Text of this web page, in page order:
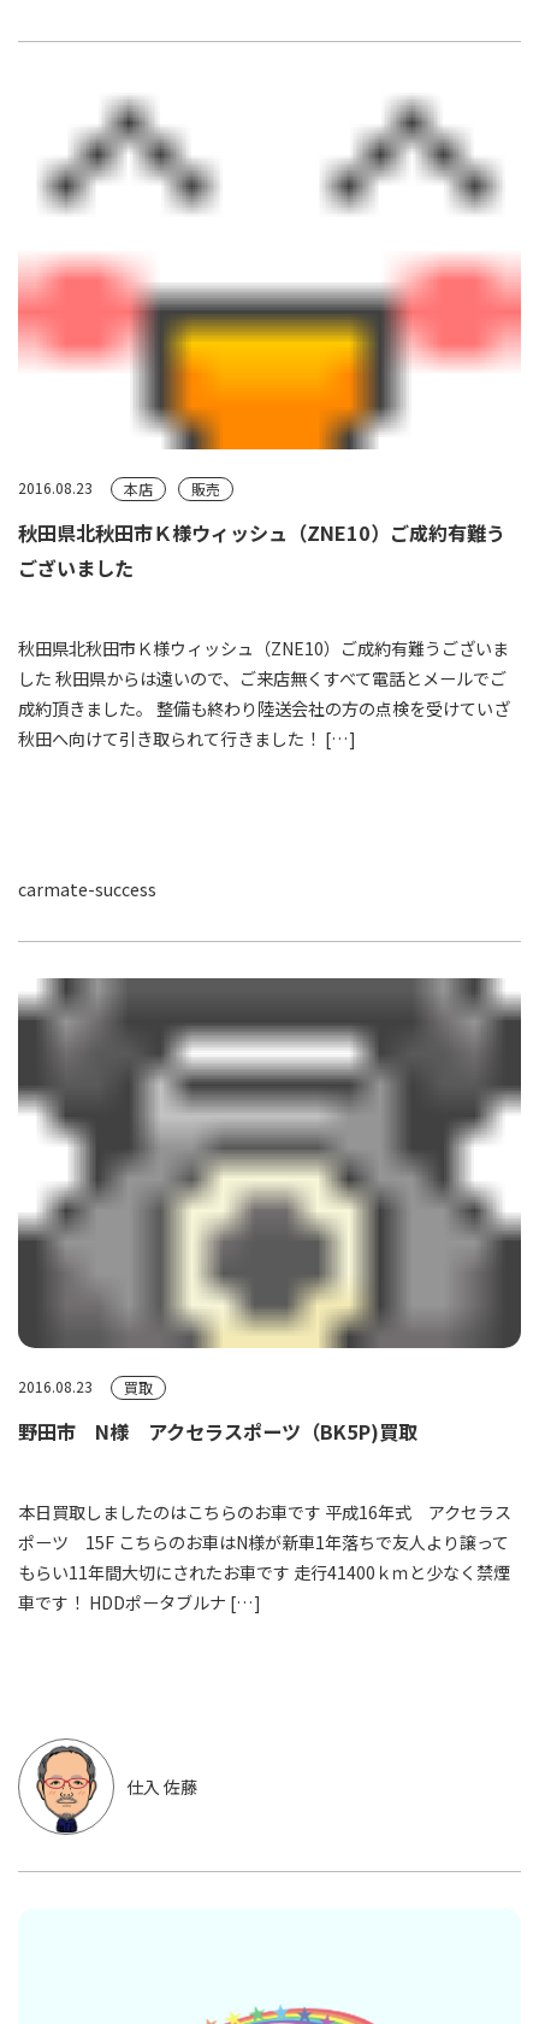
2016.08.23 本店 販売
秋田県北秋田市Ｋ様ウィッシュ（ZNE10）ご成約有難う
ございました
秋田県北秋田市Ｋ様ウィッシュ（ZNE10）ご成約有難うございま
した 秋田県からは遠いので、ご来店無くすべて電話とメールでご
成約頂きました。 整備も終わり陸送会社の方の点検を受けていざ
秋田へ向けて引き取られて行きました！ […]
carmate-success
2016.08.23 買取
野田市 N様 アクセラスポーツ（BK5P)買取
本日買取しましたのはこちらのお車です 平成16年式 アクセラス
ポーツ 15F こちらのお車はN様が新車1年落ちで友人より譲って
もらい11年間大切にされたお車です 走行41400ｋｍと少なく禁煙
車です！ HDDポータブルナ […]
仕入 佐藤